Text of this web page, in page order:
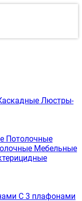
Люстры-
Потолочные
Мебельные
С 3 плафонами